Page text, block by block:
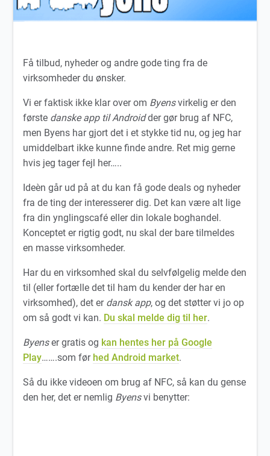
Få tilbud, nyheder og andre gode ting fra de
virksomheder du ønsker.
Vi er faktisk ikke klar over om Byensvirkelig er den
første danske app til Androidder gør brug af NFC,
men Byens har gjort det i et stykke tid nu, og jeg har
umiddelbart ikke kunne finde andre. Ret mig gerne
hvis jeg tager fejl her…..
Ideèn går ud på at du kan få gode deals og nyheder
fra de ting der interesserer dig. Det kan være alt lige
fra din ynglingscafé eller din lokale boghandel.
Konceptet er rigtig godt, nu skal der bare tilmeldes
en masse virksomheder.
Har du en virksomhed skal du selvfølgelig melde den
til (eller fortælle det til ham du kender der har en
virksomhed), det er dansk app, og det støtter vi jo op
om så godt vi kan. Du skal melde dig til her.
Byenser gratis og kan hentes her på Google
Play…….som før hed Android market.
Så du ikke videoen om brug af NFC, så kan du gense
den her, det er nemlig Byensvi benytter: